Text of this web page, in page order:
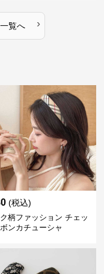
一覧へ ›
(税込)
柄ファッション チェッ
ンカチューシャ